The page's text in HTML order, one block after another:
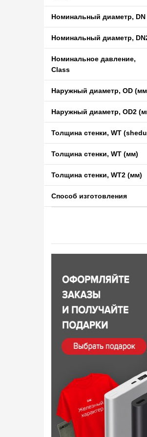
Номинальный диаметр, DN
Номинальный диаметр,
Номинальное давление,
Class
Наружный диаметр, OD
Наружный диаметр, OD2
Толщина стенки, WT
Толщина стенки, WT (мм)
Толщина стенки, WT2 (мм)
Способ изготовления